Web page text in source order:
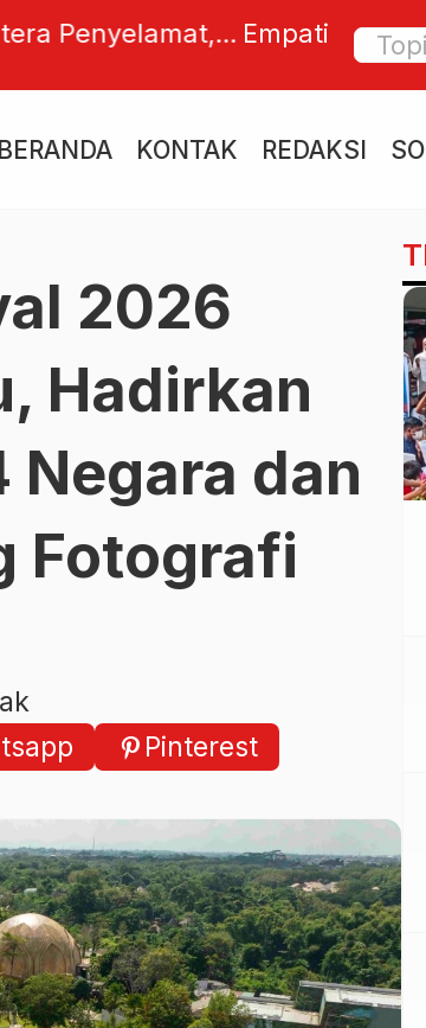
oleh Publikasi Positif di
BERANDA KONTAK REDAKSI
2026
Hadirkan
Negara dan
Fotografi
Pinterest